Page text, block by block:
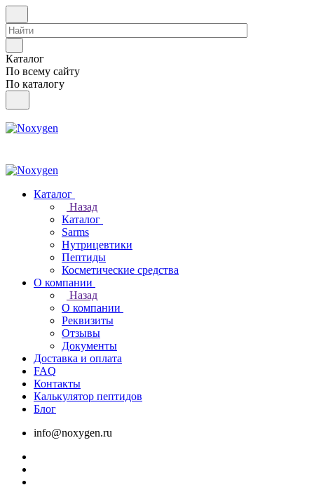
Каталог
По всему сайту
По каталогу
Каталог
Назад
Каталог
Sarms
Нутрицевтики
Пептиды
Косметические средства
О компании
Назад
О компании
Реквизиты
Отзывы
Документы
Доставка и оплата
FAQ
Контакты
Калькулятор пептидов
Блог
info@noxygen.ru